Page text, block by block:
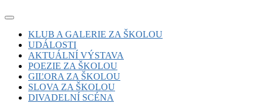
Skip
content
Site
Navigation
Site
Navigation
KLUB A GALERIE ZA ŠKOLOU
UDÁLOSTI
AKTUÁLNÍ VÝSTAVA
POEZIE ZA ŠKOLOU
GIĽORA ZA ŠKOLOU
SLOVA ZA ŠKOLOU
DIVADELNÍ SCÉNA